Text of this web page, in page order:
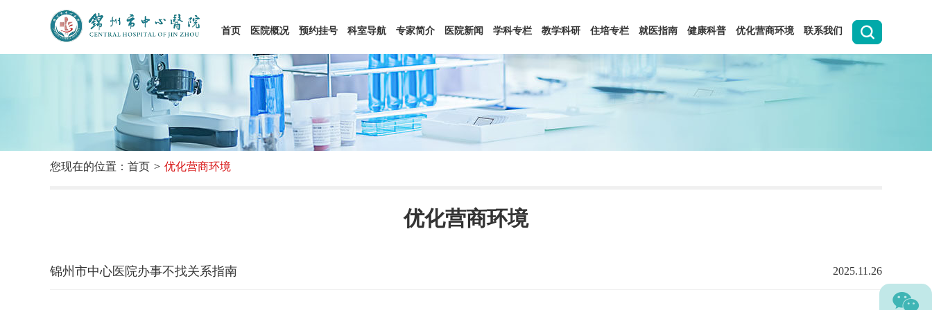

首页 医院概况 预约挂号 科室导航 专家简介 医院新闻 学科专栏 教学科研 住培专栏 就医指南 健康科普 优化营商环境 联系我们
您现在的位置：首页 优化营商环境
优化营商环境
锦州市中心医院办事不找关系指南 2025.11.26